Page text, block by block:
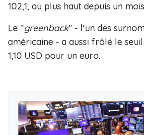
102,1, au plus haut depuis un
Le "greenback" - l'un des
américaine - a aussi frôlé le
1,10 USD pour un euro.